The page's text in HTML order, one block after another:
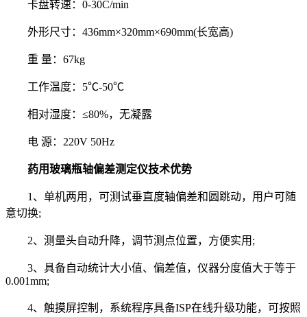
卡盘转速：0-30C/min
外形尺寸：436mm×320mm×690mm(长宽高)
重 量：67kg
工作温度：5℃-50℃
相对湿度：≤80%，无凝露
电 源：220V 50Hz
药用玻璃瓶轴偏差测定仪技术优势
1、单机两用，可测试垂直度轴偏差和圆跳动，用户可随
意切换;
2、测量头自动升降，调节测点位置，方便实用;
3、具备自动统计大小值、偏差值，仪器分度值大于等于
0.001mm;
4、触摸屏控制，系统程序具备ISP在线升级功能，可按照